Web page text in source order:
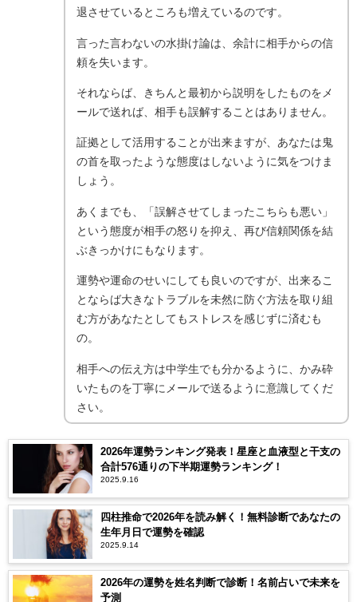
退させているところも増えているのです。
言った言わないの水掛け論は、余計に相手からの信
頼を失います。
それならば、きちんと最初から説明をしたものをメ
ールで送れば、相手も誤解することはありません。
証拠として活用することが出来ますが、あなたは鬼
の首を取ったような態度はしないように気をつけま
しょう。
あくまでも、「誤解させてしまったこちらも悪い」
という態度が相手の怒りを抑え、再び信頼関係を結
ぶきっかけにもなります。
運勢や運命のせいにしても良いのですが、出来るこ
とならば大きなトラブルを未然に防ぐ方法を取り組
む方があなたとしてもストレスを感じずに済むも
の。
相手への伝え方は中学生でも分かるように、かみ砕
いたものを丁寧にメールで送るように意識してくだ
さい。
2026年運勢ランキング発表！星座と血液型と干支の
合計576通りの下半期運勢ランキング！
2025.9.16
四柱推命で2026年を読み解く！無料診断であなたの
生年月日で運勢を確認
2025.9.14
2026年の運勢を姓名判断で診断！名前占いで未来を
予測